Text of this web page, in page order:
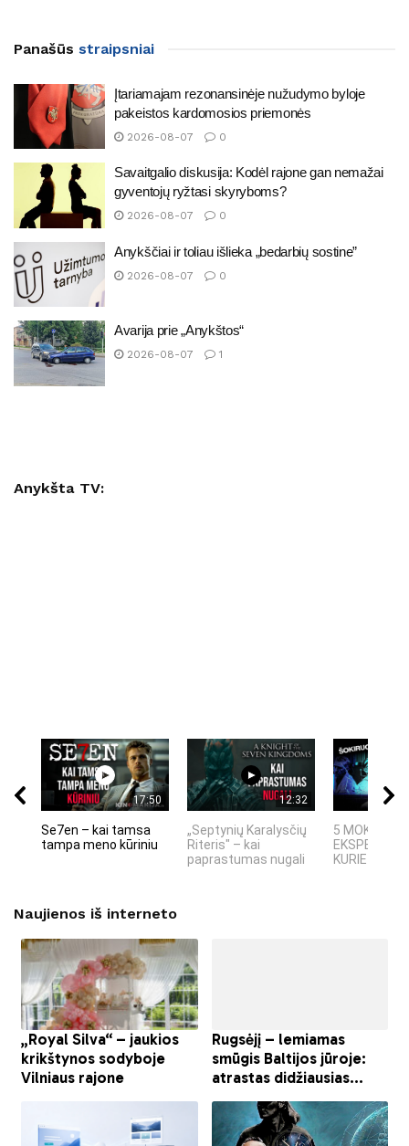
Panašūs straipsniai
Įtariamajam rezonansinėje nužudymo byloje
pakeistos kardomosios priemonės
2026-08-07 0
Savaitgalio diskusija: Kodėl rajone gan nemažai
gyventojų ryžtasi skyryboms?
2026-08-07 0
Anykščiai ir toliau išlieka „bedarbių sostine”
2026-08-07 0
Avarija prie „Anykštos“
2026-08-07 1
Anykšta TV:
17:50
Se7en – kai tamsa
tampa meno kūriniu
12:32
„Septynių Karalysčių
Riteris" – kai
paprastumas nugali
5 MOKSLINIAI
KURIE
Naujienos iš interneto